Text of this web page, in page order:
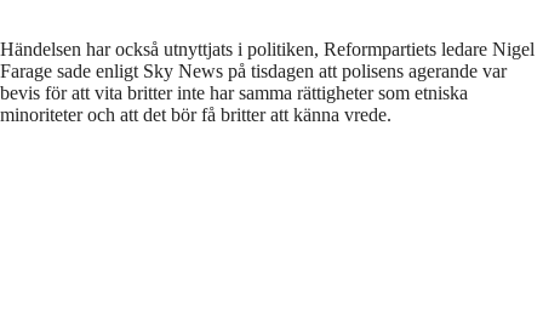
Händelsen har också utnyttjats i politiken, Reformpartiets ledare Nigel
Farage sade enligt Sky News på tisdagen att polisens agerande var
bevis för att vita britter inte har samma rättigheter som etniska
minoriteter och att det bör få britter att känna vrede.